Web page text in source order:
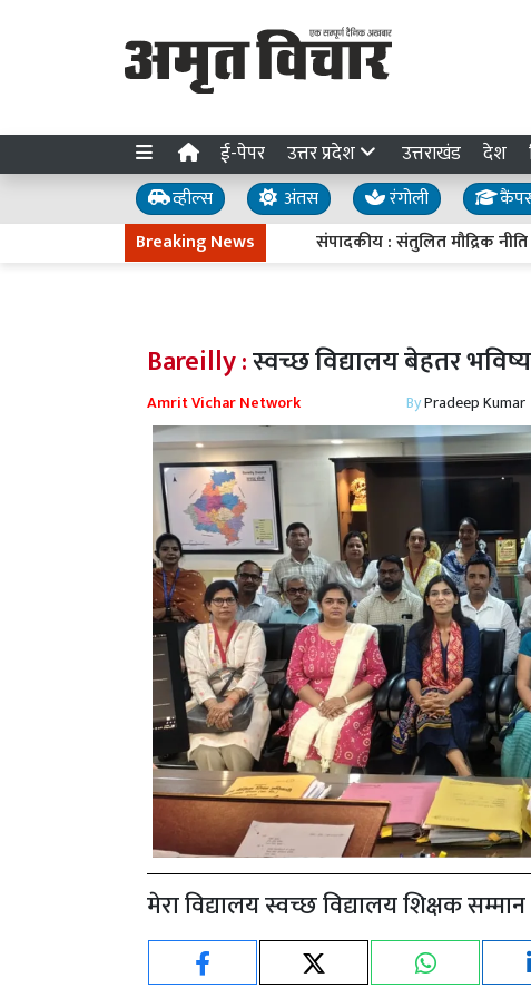
ई-पेपर उत्तर प्रदेश उत्तराखंड देश
व्हील्स अंतस रंगोली
Breaking News
संपादकीय : संतुलित मौद्रिक नीति
Bareilly :स्वच्छ विद्यालय बेहतर
Amrit Vichar Network ByPradeep Kumar
मेरा विद्यालय स्वच्छ विद्यालय शिक्षक